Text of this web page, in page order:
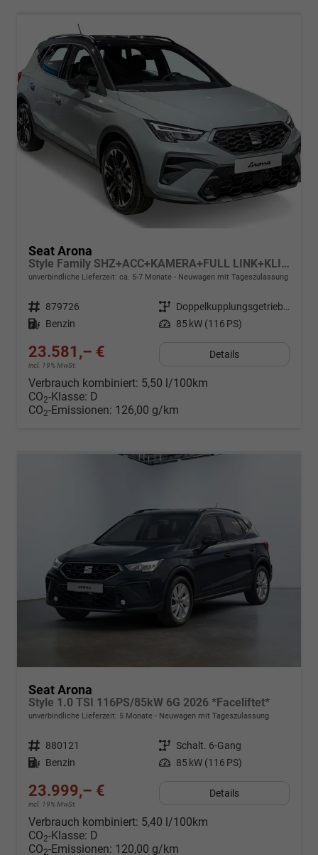
Seat Arona
Style Family SHZ+ACC+KAMERA+FULL LINK+KLIMA+LED+16" ALU
unverbindliche Lieferzeit: ca. 5-7 Monate Neuwagen mit Tageszulassung
Fahrzeugnr. 879726 Getriebe
Doppelkupplungsgetriebe (DSG)
Kraftstoff Benzin Leistung 85 kW (116 PS)
23.581,– €
incl. 19% MwSt.
Details
Verbrauch kombiniert: 5,50 l/100km
CO2-Klasse: D
CO2-Emissionen: 126,00 g/km
Seat Arona
Style 1.0 TSI 116PS/85kW 6G 2026 *Faceliftet*
unverbindliche Lieferzeit: 5 Monate Neuwagen mit Tageszulassung
Fahrzeugnr. 880121 Getriebe Schalt. 6-Gang
Kraftstoff Benzin Leistung 85 kW (116 PS)
23.999,– €
incl. 19% MwSt.
Details
Verbrauch kombiniert: 5,40 l/100km
CO2-Klasse: D
CO2-Emissionen: 120,00 g/km